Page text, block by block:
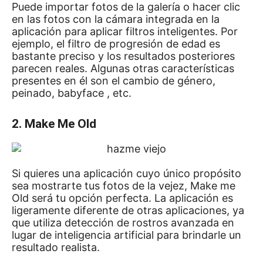
Puede importar fotos de la galería o hacer clic
en las fotos con la cámara integrada en la
aplicación para aplicar filtros inteligentes. Por
ejemplo, el filtro de progresión de edad es
bastante preciso y los resultados posteriores
parecen reales. Algunas otras características
presentes en él son el cambio de género,
peinado, babyface , etc.
2. Make Me Old
Si quieres una aplicación cuyo único propósito
sea mostrarte tus fotos de la vejez, Make me
Old será tu opción perfecta. La aplicación es
ligeramente diferente de otras aplicaciones, ya
que utiliza detección de rostros avanzada en
lugar de inteligencia artificial para brindarle un
resultado realista.